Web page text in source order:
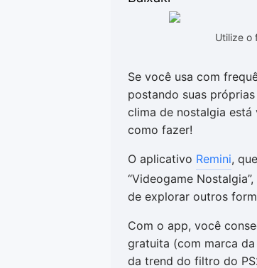
Utilize o
Se você usa com
postando suas
clima de nostalgia
como fazer!
O aplicativo Remini,
“Videogame
de explorar outros
Com o app, você
gratuita (com marca
da trend do filtro do